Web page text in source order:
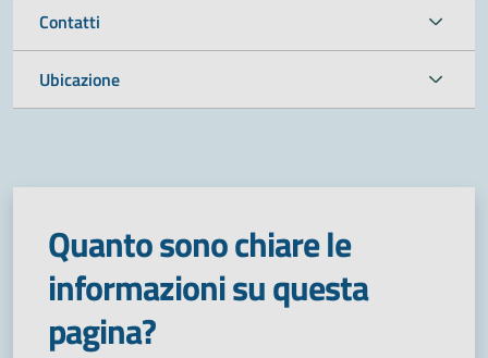
Contatti
Ubicazione
Quanto sono chiare le
informazioni su questa
pagina?